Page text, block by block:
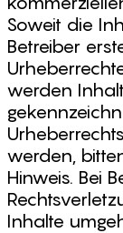
Soweit die
Betreiber
werden
werden,
Hinweis. Bei
Inhalte